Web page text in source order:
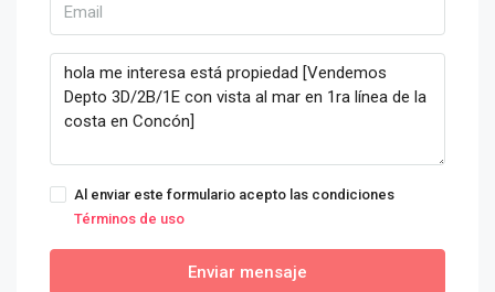
Al enviar este formulario acepto las condiciones
Términos de uso
Enviar mensaje